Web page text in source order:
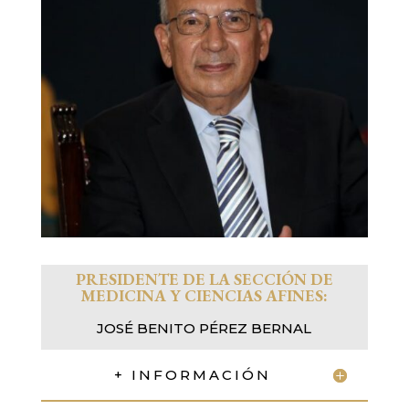
PRESIDENTE DE LA SECCIÓNDE
MEDICINA Y CIENCIAS AFINES:
JOSÉ BENITO PÉREZ BERNAL
+ INFORMACIÓN